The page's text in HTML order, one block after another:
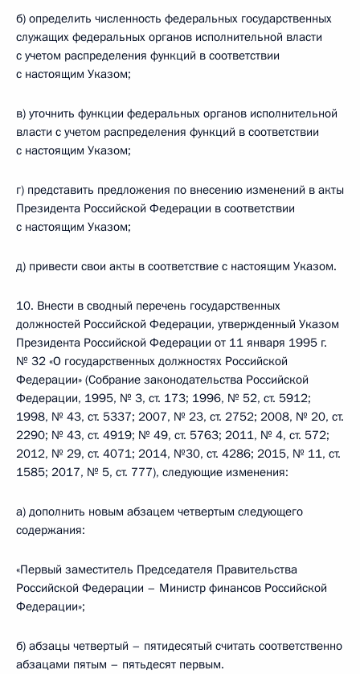
б) определить численность федеральных государственных
служащих федеральных органов исполнительной власти
с учетом распределения функций в соответствии
с настоящим Указом;
в) уточнить функции федеральных органов исполнительной
власти с учетом распределения функций в соответствии
с настоящим Указом;
г) представить предложения по внесению изменений в акты
Президента Российской Федерации в соответствии
с настоящим Указом;
д) привести свои акты в соответствие с настоящим Указом.
10. Внести в сводный перечень государственных
должностей Российской Федерации, утвержденный Указом
Президента Российской Федерации от 11 января 1995 г.
№ 32 «О государственных должностях Российской
Федерации» (Собрание законодательства Российской
Федерации, 1995, № 3, ст. 173; 1996, № 52, ст. 5912;
1998, № 43, ст. 5337; 2007, № 23, ст. 2752; 2008, № 20, ст.
2290; № 43, ст. 4919; № 49, ст. 5763; 2011, № 4, ст. 572;
2012, № 29, ст. 4071; 2014, №30, ст. 4286; 2015, № 11, ст.
1585; 2017, № 5, ст. 777), следующие изменения:
а) дополнить новым абзацем четвертым следующего
содержания:
«Первый заместитель Председателя Правительства
Российской Федерации – Министр финансов Российской
Федерации»;
б) абзацы четвертый – пятидесятый считать соответственно
абзацами пятым – пятьдесят первым.